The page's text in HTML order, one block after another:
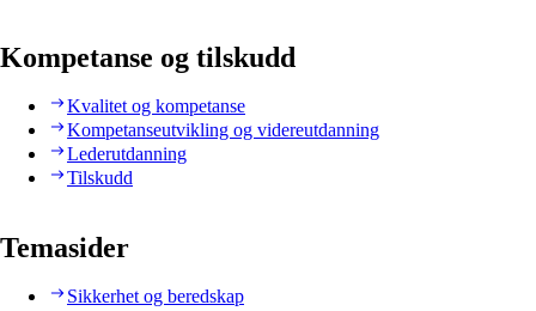
Kompetanse og tilskudd
Kvalitet og kompetanse
Kompetanseutvikling og videreutdanning
Lederutdanning
Tilskudd
Temasider
Sikkerhet og beredskap